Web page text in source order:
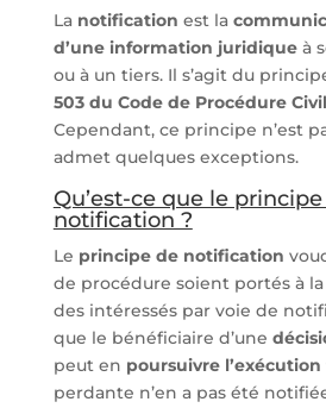
La notification est la
d’une information juridiqueà
ou à un tiers. Il s’agit du
503 du Code de Procédure
Cependant, ce principe n’est
admet quelques exceptions.
Qu’est-ce que le
notification ?
Le principe de notification
de procédure soient portés à
des intéressés par voie de
que le bénéficiaire d’une
peut en poursuivre l’exécution
perdante n’en a pas été